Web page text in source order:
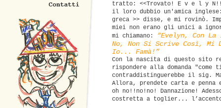
tratto: <<Trovato! E v e l y
il loro dubbio un'amica
greca >> disse, e mi rovinò.
miei non erano gli unici a
mi chiamano:
“Evelyn, Con
No, Non Si Scrive Così, Mi
Io... Famà!”
Con la nascita di questo sito
rispondere alla domanda
contraddistinguerebbe il sig.
Allora, prendete carta e penna e
oh no!!no!no! Dannazione!
costretta a toglier... l’accento